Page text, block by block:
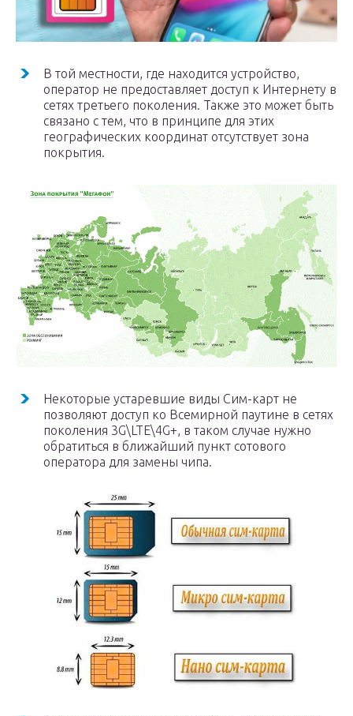
В той местности, где находится устройство,
оператор не предоставляет доступ к Интернету в
сетях третьего поколения. Также это может быть
связано с тем, что в принципе для этих
географических координат отсутствует зона
покрытия.
Некоторые устаревшие виды Сим-карт не
позволяют доступ ко Всемирной паутине в сетях
поколения 3G\LTE\4G+, в таком случае нужно
обратиться в ближайший пункт сотового
оператора для замены чипа.